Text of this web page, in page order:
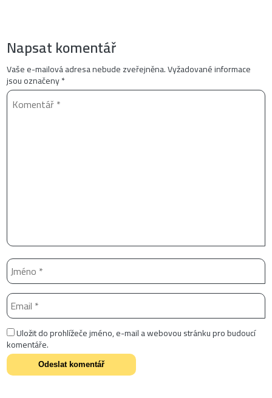
Napsat komentář
Vaše e-mailová adresa nebude zveřejněna.Vyžadované informace
jsou označeny*
Uložit do prohlížeče jméno, e-mail a webovou stránku pro budoucí
komentáře.